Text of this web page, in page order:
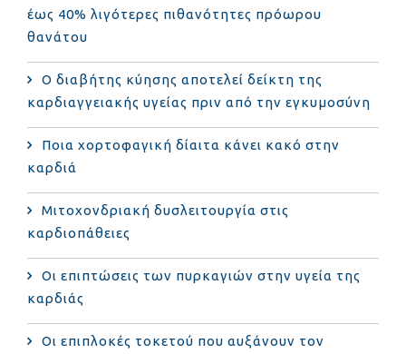
έως 40% λιγότερες πιθανότητες πρόωρου
θανάτου
Ο διαβήτης κύησης αποτελεί δείκτη της
καρδιαγγειακής υγείας πριν από την εγκυμοσύνη
Ποια χορτοφαγική δίαιτα κάνει κακό στην
καρδιά
Μιτοχονδριακή δυσλειτουργία στις
καρδιοπάθειες
Οι επιπτώσεις των πυρκαγιών στην υγεία της
καρδιάς
Οι επιπλοκές τοκετού που αυξάνουν τον